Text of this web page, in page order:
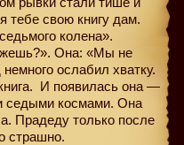
тебе свою книгу дам.
колена».
Она: «Мы не
ослабил хватку.
И появилась она —
седыми космами. Она
Прадеду только после
страшно.